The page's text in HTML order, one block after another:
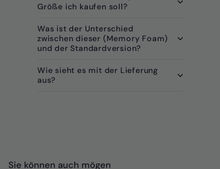
Größe ich kaufen soll?
Was ist der Unterschied
zwischen dieser (Memory Foam)
und der Standardversion?
Wie sieht es mit der Lieferung
aus?
Sie können auch mögen